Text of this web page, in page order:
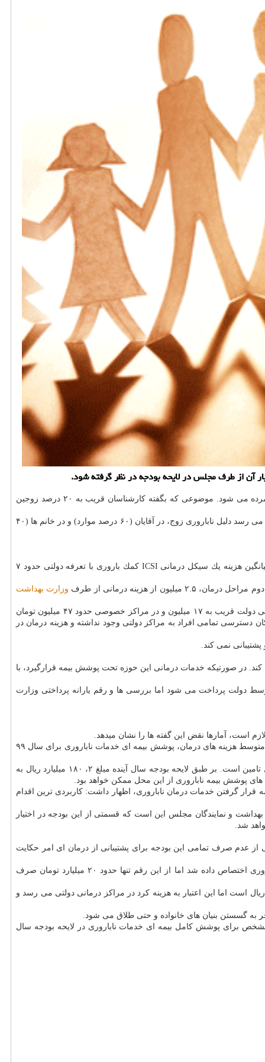
آن از طرف مجلس در لایحه بودجه در نظر گرفته شود.
آن یكی از موضوعات مهم عرصه پزشكی و همین طور خانواده شمرده می شود. موضوعی كه بگفته كارشناسان قریب به ۲۰ درصد زوجین
جلیل حسینی رئیس مركز تحقیقات ناباروری روز گذشته اعلام نمود: در ایران بیشتر از ۳ میلیون زوج نابارور داریم كه بیشتر از میانگین جهانی است؛ بنظر می رسد دلیل ناباروری زوج، در آقایان (۶۰ درصد موارد) و در خانم ها (۴۰
عمل های كمك باروری پیشرفته نظیر IVF و ICSI ازجمله كاربردی ترین و مهمترین روش های درمانی برای زوج های نابارور شمرده می شود. بطور میانگین هزینه یك سیكل درمانی ICSI كمك باروری با تعرفه دولتی حدود ۷
از هزینه درمانی از طرف وزارت بهداشت
در نتیجه اگر هر زوج برای درمان مشكل خود از این طریق نیاز به سپری كردن سه سیكل ICSI داشته باشند، هزینه آنها با تعرفه دولتی و در مراكز درمانی دولت قریب به ۱۷ میلیون و در مراكز خصوصی حدود ۴۷ میلیون تومان
كه امكان دسترسی تمامی افراد به مراكز دولتی وجود نداشته و هزینه درمان در
نمی كند.
كند. در صورتیكه خدمات درمانی این حوزه تحت پوشش بیمه قرارگیرد، با
هزینه های ناباروری در بیمارستان های دولتی توسط دولت پرداخت می شود اما بررسی ها و رقم یارانه پرداختی وزارت
بر اساس گزارش وزارت بهداشت، سال ۹۷ در ۷۵ مركز درمان ناباروری سطح كشور ۳۳ هزار سیكل درمانی دراین زمینه انجام شده است و با محاسبه متوسط هزینه های درمان، پوشش بیمه ای خدمات ناباروری برای سال ۹۹
این در حالی است كه تامین این اعتبار از محل بودجه اختصاص یافته به «برنامه كمك به اجرای سیاستهای جمعیتی كشور» در لایحه بودجه سال ۹۹ قابل تامین است. بر طبق لایحه بودجه سال آینده مبلغ ۲، ۱۸۰ میلیارد ریال به
گرفتن خدمات درمان ناباروری، اظهار داشت: كاربردی ترین اقدام
و نمایندگان مجلس این است كه قسمتی از این بودجه در اختیار
شد.
عدم صرف تمامی این بودجه برای پشتیبانی از درمان ای امر حكایت
، سال ۹۶ مبلغی برابر ۴۰۰ میلیارد تومان اعتبار به اجرای سیاستهای جمعیتی و پشتیبانی از درمان ناباروری اختصاص داده شد اما از این رقم تنها حدود ۲۰ میلیارد تومان صرف
برای درمان ناباروری در نظر گفته می شود و امسال نیز همچون سال ۹۸ این رقم برابر با ۲ هزار میلیارد ریال است اما این اعتبار به هزینه كرد در مراكز درمانی دولتی می رسد و
به گسستن بنیان های خانواده و حتی طلاق می شود.
برای پوشش كامل بیمه ای خدمات ناباروری در لایحه بودجه سال